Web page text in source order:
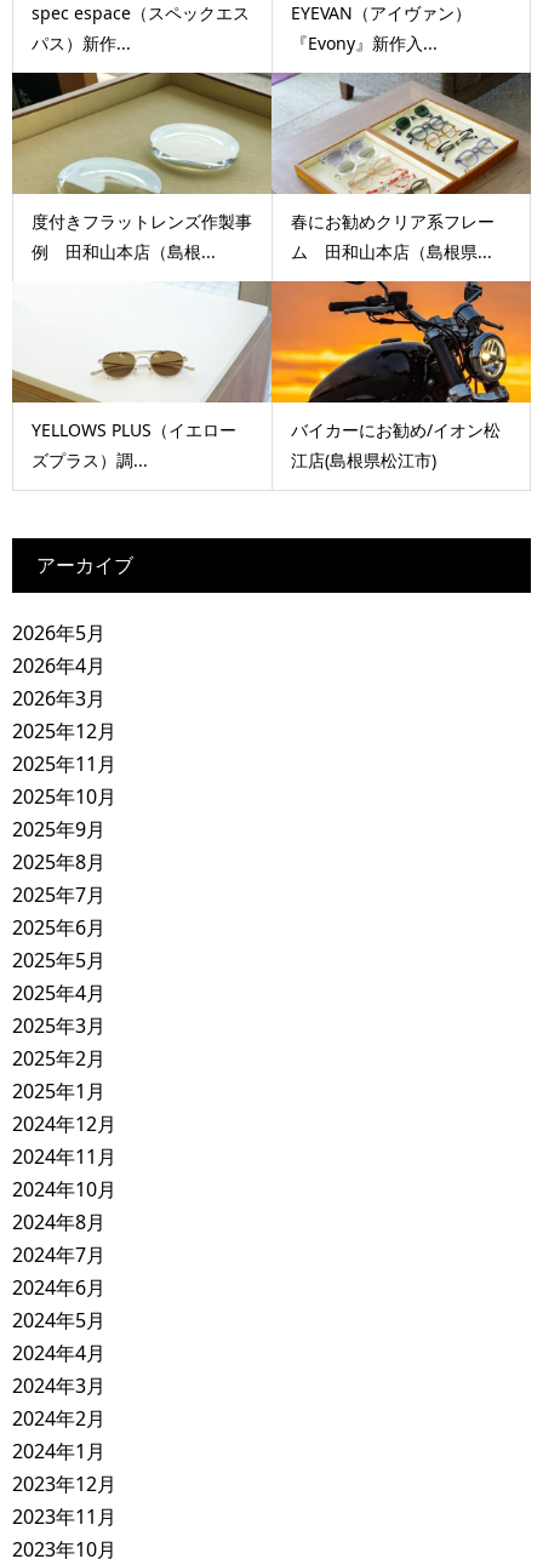
spec espace（スペックエス
パス）新作...
EYEVAN（アイヴァン）
『Evony』新作入...
度付きフラットレンズ作製事
例 田和山本店（島根...
春にお勧めクリア系フレー
ム 田和山本店（島根県...
YELLOWS PLUS（イエロー
ズプラス）調...
バイカーにお勧め/イオン松
江店(島根県松江市)
アーカイブ
2026年5月
2026年4月
2026年3月
2025年12月
2025年11月
2025年10月
2025年9月
2025年8月
2025年7月
2025年6月
2025年5月
2025年4月
2025年3月
2025年2月
2025年1月
2024年12月
2024年11月
2024年10月
2024年8月
2024年7月
2024年6月
2024年5月
2024年4月
2024年3月
2024年2月
2024年1月
2023年12月
2023年11月
2023年10月